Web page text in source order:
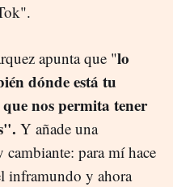
apunta que "lo
dónde está tu
nos permita tener
Y añade una
para mí hace
inframundo y ahora